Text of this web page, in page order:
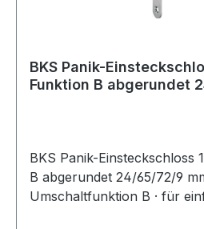
BKS Panik-
Funktion B abgerundet
BKS Panik-Einsteckschloss
B abgerundet 24/65/72/9
Umschaltfunktion B · für